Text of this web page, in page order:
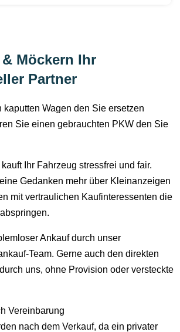
Möckern Ihr
Partner
kaputten Wagen den Sie ersetzen
Sie einen gebrauchten PKW den Sie
Ihr Fahrzeug stressfrei und fair.
Gedanken mehr über Kleinanzeigen
mit vertraulichen Kaufinteressenten die
Ankauf durch unser
Team. Gerne auch den direkten
uns, ohne Provision oder versteckte
Vereinbarung
nach dem Verkauf, da ein privater